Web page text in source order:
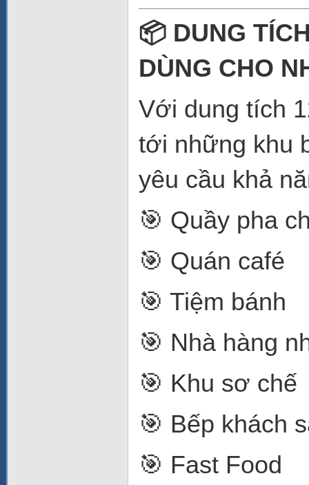
📦 DUNG
DÙNG CHO
Với dung tích
tới những khu
yêu cầu khả
🎯 Quầy pha
🎯 Quán café
🎯 Tiệm bánh
🎯 Nhà hàng
🎯 Khu sơ chế
🎯 Bếp khách
🎯 Fast Food